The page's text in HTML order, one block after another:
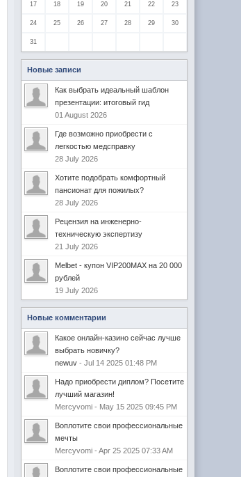
17 18 19 20 21 22 23
24 25 26 27 28 29 30
31
Новые записи
Как выбрать идеальный шаблон
презентации: итоговый гид
01 August 2026
Где возможно приобрести с
легкостью медсправку
28 July 2026
Хотите подобрать комфортный
пансионат для пожилых?
28 July 2026
Рецензия на инженерно-
техническую экспертизу
21 July 2026
Melbet - купон VIP200MAX на 20 000
рублей
19 July 2026
Новые комментарии
Какое онлайн-казино сейчас лучше
выбрать новичку?
newuv- Jul 14 2025 01:48 PM
Надо приобрести диплом? Посетите
лучший магазин!
Mercyvomi - May 15 2025 09:45 PM
Воплотите свои профессиональные
мечты
Mercyvomi - Apr 25 2025 07:33 AM
Воплотите свои профессиональные